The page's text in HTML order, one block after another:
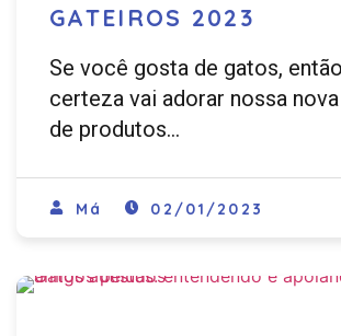
GATEIROS 2023
Se você gosta de gatos,
certeza vai adorar nossa
de produtos…
Má 02/01/2023